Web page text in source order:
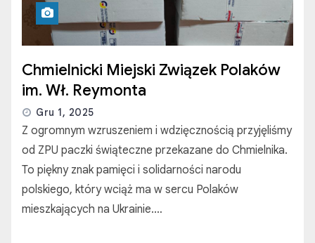
Chmielnicki Miejski Związek Polaków
im. Wł. Reymonta
Gru 1, 2025
Z ogromnym wzruszeniem i wdzięcznością przyjęliśmy
od ZPU paczki świąteczne przekazane do Chmielnika.
To piękny znak pamięci i solidarności narodu
polskiego, który wciąż ma w sercu Polaków
mieszkających na Ukrainie.…